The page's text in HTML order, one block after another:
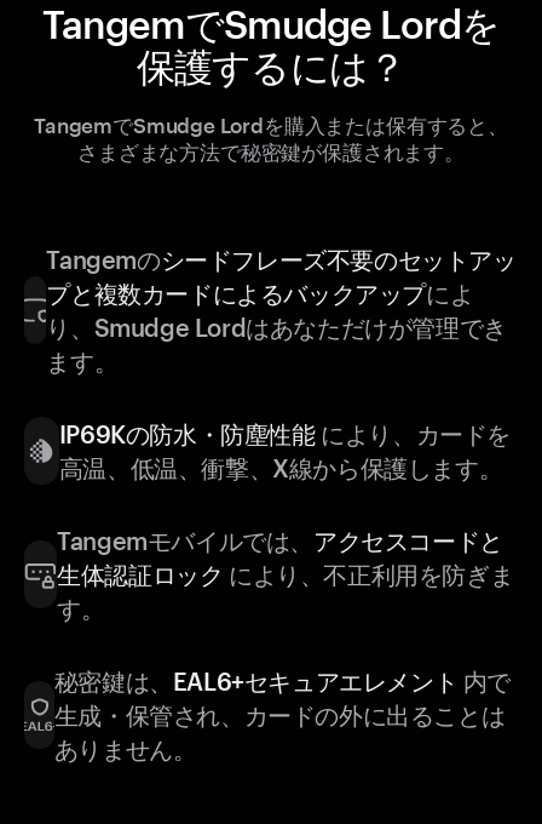
TangemでSmudge Lordを
保護するには？
TangemでSmudge Lordを購入または保有すると、
さまざまな方法で秘密鍵が保護されます。
Tangemのシードフレーズ不要のセットアッ
プと複数カードによるバックアップによ
り、Smudge Lordはあなただけが管理でき
ます。
IP69Kの防水・防塵性能により、カードを
高温、低温、衝撃、X線から保護します。
Tangemモバイルでは、 アクセスコードと
生体認証ロック により、不正利用を防ぎま
す。
秘密鍵は、 EAL6+セキュアエレメント 内で
生成・保管され、カードの外に出ることは
ありません。